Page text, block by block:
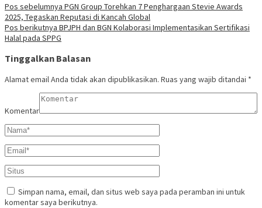
Pos sebelumnya PGN Group Torehkan 7 Penghargaan Stevie Awards
2025, Tegaskan Reputasi di Kancah Global
Pos berikutnya BPJPH dan BGN Kolaborasi Implementasikan Sertifikasi
Halal pada SPPG
Tinggalkan Balasan
Alamat email Anda tidak akan dipublikasikan. Ruas yang wajib ditandai *
Komentar
Simpan nama, email, dan situs web saya pada peramban ini untuk
komentar saya berikutnya.